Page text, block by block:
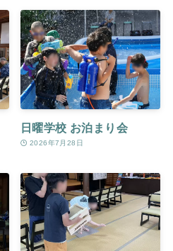
日曜学校 お泊まり会
2026年7月28日